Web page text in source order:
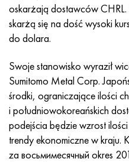
oskarżają dostawców
skarżą się na dość wysoki
do dolara.
Swoje stanowisko wyraził
Sumitomo Metal Corp.
środki, ograniczające ilości
i południowokoreańskich
podejścia będzie wzrost
trendy ekonomiczne w kraju.
za восьмимесячный okres
Incotherm
Incotest
Jette M152
Kobalt 6B
marowanie 250
Rene 41
47nd
47НХР
49KF
49K2F, 49K2FA-VI
Stop 50N
Stop 50NP
HN62VMYUT
HN62MVKYU
HN63MB
XN65VM
HN65VMTYU
KhN67MVTYu
WT-35
PT-1M
PT-3V
PT-7M
2B
SPT-2 sv
1.4466 - AISI 310MoLn
Stop Al6xn
15-7Ph® - 1.4532
PH 13-8 Mo - 1,4534
1.4542 - 17-4Ph®
Custom 455® - 1.4543 -
10X17H13M3T
10X18N18Yu4D
11X11N2V2MF
12X18H9T
13H11N2V2MF
15x11mf
2,0872, CuNi10Fe1Mn,
Silikonowy brąz aluminiowy
CW301G, C64200
brąz krzemowy
C65500, CuAl11Fe3
C65620, CuSi3Fe2Zn3
Czerwony mosiądz
C84400, CuSn2ZnPb
C83600, CuSn5ZnPb
45G2, 45g2, AISI 1144
Stal konstrukcyjna stopowa
10g2, 10g2, AISI 1513
12X2H4A, 15NiCr13,
AC14, 11SMnPb30
20G, 20min5
Р6М5, 1.3343, hs6-5-2,
Р6М5К5, 1.3243, hs6-5-2-5
R6M5F3, 1.3344, hs6-5-3
Р9М4К8,1.3207
R12F3, 1.3318, sw12
P18, 1.3355, hs18-0-1, sw18